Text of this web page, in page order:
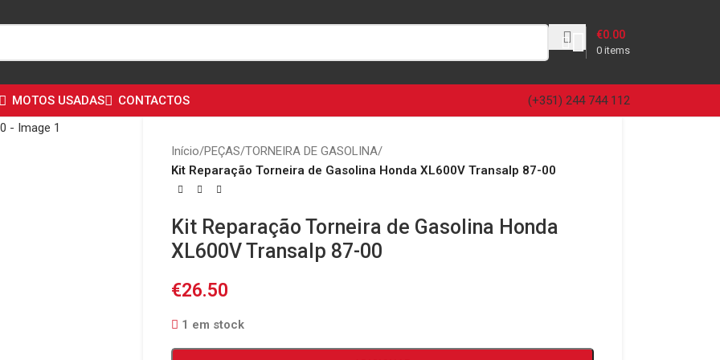
0 items
€0.00
MOTOS USADAS CONTACTOS (+351) 244 744 112
Início/PEÇAS/TORNEIRA DE GASOLINA/
Kit Reparação Torneira de Gasolina Honda XL600V Transalp 87-00
Kit Reparação Torneira de Gasolina Honda
XL600V Transalp 87-00
€26.50
1 em stock